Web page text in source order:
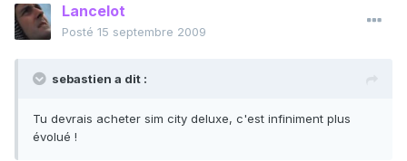
Lancelot
Posté 15 septembre 2009
sebastien a dit :
Tu devrais acheter sim city deluxe, c'est infiniment plus
évolué !